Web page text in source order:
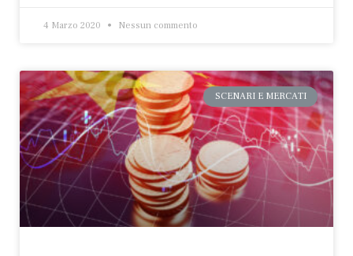
4 Marzo 2020 Nessun commento
SCENARI E MERCATI